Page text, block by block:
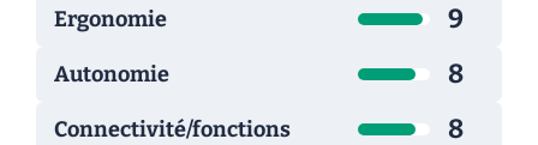
Ergonomie 9
Autonomie 8
Connectivité/fonctions 8